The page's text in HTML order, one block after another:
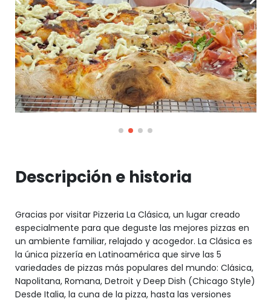
Descripción e historia
Gracias por visitar Pizzeria La Clásica, un lugar creado
especialmente para que deguste las mejores pizzas en
un ambiente familiar, relajado y acogedor. La Clásica es
la única pizzería en Latinoamérica que sirve las 5
variedades de pizzas más populares del mundo: Clásica,
Napolitana, Romana, Detroit y Deep Dish (Chicago Style)
Desde Italia, la cuna de la pizza, hasta las versiones